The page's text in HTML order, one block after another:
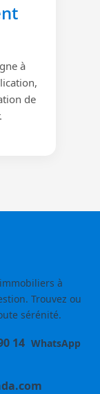
à
de
à
Trouvez ou
sérénité.
14 WhatsApp